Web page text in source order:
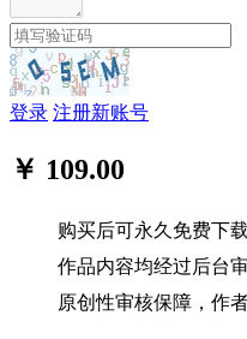
登录 注册新账号
￥ 109.00
购买后可永久免费下
作品内容均经过后台
原创性审核保障，作